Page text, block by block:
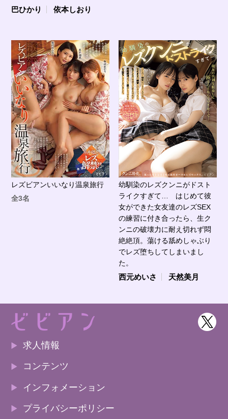
巴ひかり 依本しおり
レズビアンいいなり温泉旅行
全3名
幼馴染のレズクンニがドスト
ライクすぎて… はじめて彼
女ができた女友達のレズSEX
の練習に付き合ったら、生ク
ンニの破壊力に耐え切れず悶
絶絶頂。蕩ける舐めしゃぶり
でレズ堕ちしてしまいまし
た。
西元めいさ 天然美月
求人情報
コンテンツ
インフォメーション
プライバシーポリシー